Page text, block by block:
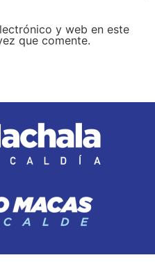
y web en este
que comente.